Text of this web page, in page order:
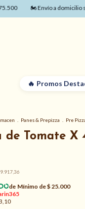
🏍️ Envío a domicilio sólo
Promos
Panes & Prepizza Pre
de Tomate X